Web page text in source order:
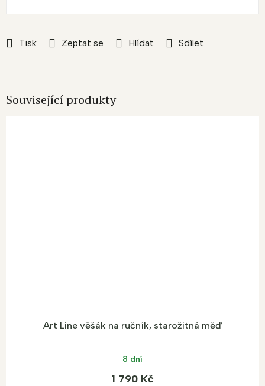
Tisk Zeptat se Hlídat Sdílet
Související produkty
Art Line věšák na ručník, starožitná měď
8 dní
1 790 Kč